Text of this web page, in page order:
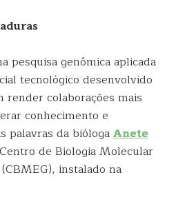
pesquisa genômica aplicada
tecnológico desenvolvido
render colaborações mais
conhecimento e
palavras da biólogaAnete
de Biologia Molecular
instalado na